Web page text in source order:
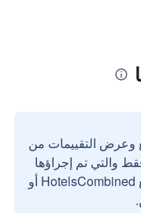
وعرض التقييمات من
والتي تم إجراؤها
بواسطة مستخدمين حقيقيين مع HotelsCombined أو